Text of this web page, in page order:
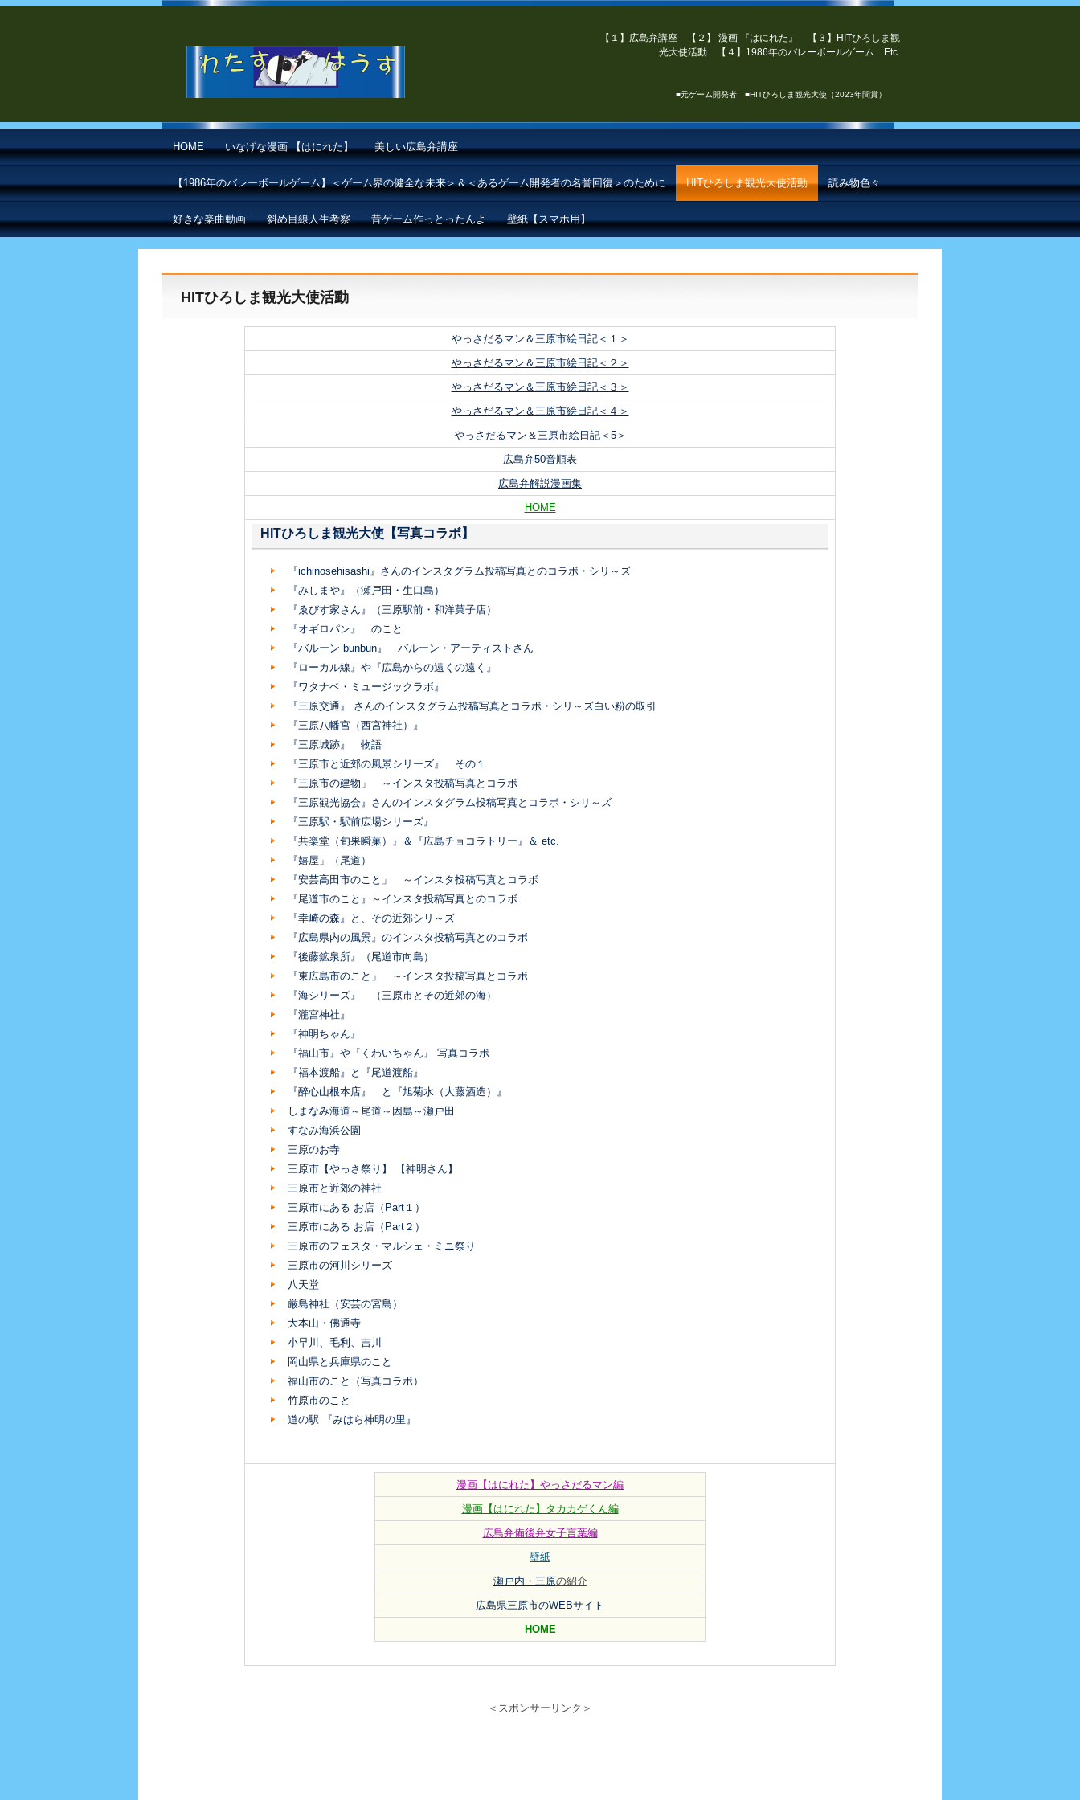
【１】広島弁講座 【２】 漫画 『はにれた』 【３】HITひろしま観
光大使活動 【４】1986年のバレーボールゲーム Etc.
■元ゲーム開発者 ■HITひろしま観光大使（2023年間賞）
HOME いなげな漫画 【はにれた】 美しい広島弁講座
【1986年のバレーボールゲーム】＜ゲーム界の健全な未来＞＆＜あるゲーム開発者の名誉回復＞のために HITひろしま観光大使活動 読み物色々
好きな楽曲動画 斜め目線人生考察 昔ゲーム作っとったんよ 壁紙【スマホ用】
HITひろしま観光大使活動
やっさだるマン＆三原市絵日記＜１＞
やっさだるマン＆三原市絵日記＜２＞
やっさだるマン＆三原市絵日記＜３＞
やっさだるマン＆三原市絵日記＜４＞
やっさだるマン＆三原市絵日記＜5＞
広島弁50音順表
広島弁解説漫画集
HOME
HITひろしま観光大使【写真コラボ】
『ichinosehisashi』さんのインスタグラム投稿写真とのコラボ・シリ～ズ
『みしまや』（瀬戸田・生口島）
『ゑびす家さん』（三原駅前・和洋菓子店）
『オギロパン』 のこと
『バルーン bunbun』 バルーン・アーティストさん
『ローカル線』や『広島からの遠くの遠く』
『ワタナベ・ミュージックラボ』
『三原交通』 さんのインスタグラム投稿写真とコラボ・シリ～ズ白い粉の取引
『三原八幡宮（西宮神社）』
『三原城跡』 物語
『三原市と近郊の風景シリーズ』 その１
『三原市の建物」 ～インスタ投稿写真とコラボ
『三原観光協会』さんのインスタグラム投稿写真とコラボ・シリ～ズ
『三原駅・駅前広場シリーズ』
『共楽堂（旬果瞬菓）』＆『広島チョコラトリー』＆ etc.
『嬉屋」（尾道）
『安芸高田市のこと」 ～インスタ投稿写真とコラボ
『尾道市のこと』～インスタ投稿写真とのコラボ
『幸崎の森』と、その近郊シリ～ズ
『広島県内の風景』のインスタ投稿写真とのコラボ
『後藤鉱泉所』（尾道市向島）
『東広島市のこと」 ～インスタ投稿写真とコラボ
『海シリーズ』 （三原市とその近郊の海）
『瀧宮神社』
『神明ちゃん』
『福山市』や『くわいちゃん』 写真コラボ
『福本渡船』と『尾道渡船』
『醉心山根本店』 と『旭菊水（大藤酒造）』
しまなみ海道～尾道～因島～瀬戸田
すなみ海浜公園
三原のお寺
三原市【やっさ祭り】 【神明さん】
三原市と近郊の神社
三原市にある お店（Part１）
三原市にある お店（Part２）
三原市のフェスタ・マルシェ・ミニ祭り
三原市の河川シリーズ
八天堂
厳島神社（安芸の宮島）
大本山・佛通寺
小早川、毛利、吉川
岡山県と兵庫県のこと
福山市のこと（写真コラボ）
竹原市のこと
道の駅 『みはら神明の里』
漫画【はにれた】やっさだるマン編
漫画【はにれた】タカカゲくん編
広島弁備後弁女子言葉編
壁紙
瀬戸内・三原の紹介
広島県三原市のWEBサイト
HOME
＜スポンサーリンク＞